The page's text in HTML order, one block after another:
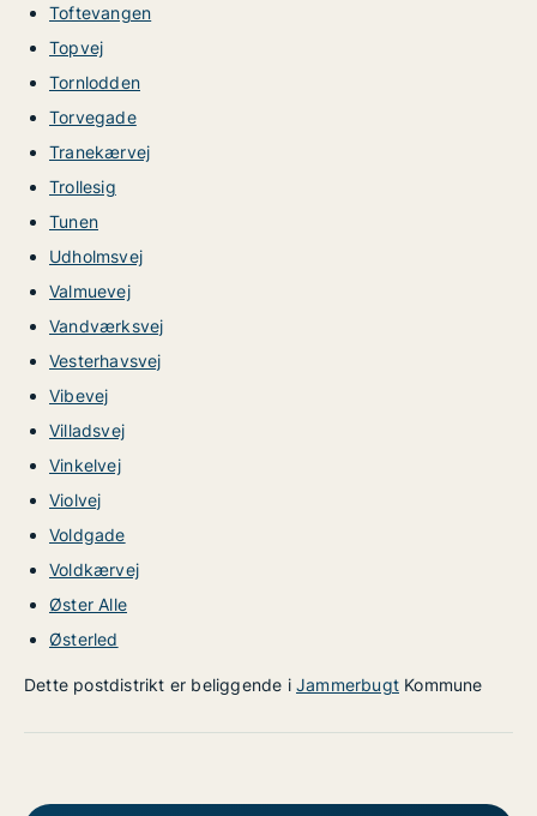
Toftevangen
Topvej
Tornlodden
Torvegade
Tranekærvej
Trollesig
Tunen
Udholmsvej
Valmuevej
Vandværksvej
Vesterhavsvej
Vibevej
Villadsvej
Vinkelvej
Violvej
Voldgade
Voldkærvej
Øster Alle
Østerled
Dette postdistrikt er beliggende i Jammerbugt Kommune